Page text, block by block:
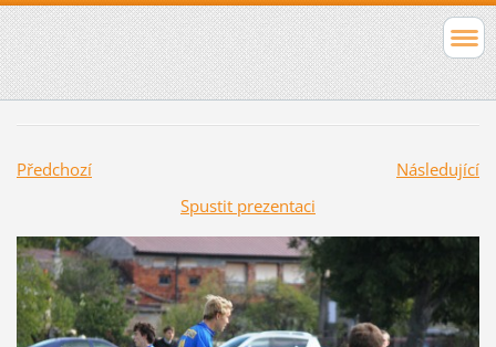
Předchozí
Následující
Spustit prezentaci